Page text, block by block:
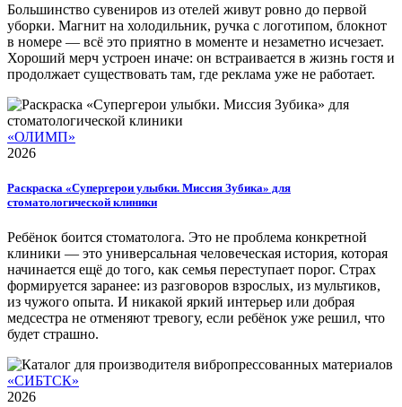
Большинство сувениров из отелей живут ровно до первой
уборки. Магнит на холодильник, ручка с логотипом, блокнот
в номере — всё это приятно в моменте и незаметно исчезает.
Хороший мерч устроен иначе: он встраивается в жизнь гостя и
продолжает существовать там, где реклама уже не работает.
«ОЛИМП»
2026
Раскраска «Супергерои улыбки. Миссия Зубика» для
стоматологической клиники
Ребёнок боится стоматолога. Это не проблема конкретной
клиники — это универсальная человеческая история, которая
начинается ещё до того, как семья переступает порог. Страх
формируется заранее: из разговоров взрослых, из мультиков,
из чужого опыта. И никакой яркий интерьер или добрая
медсестра не отменяют тревогу, если ребёнок уже решил, что
будет страшно.
«СИБТСК»
2026